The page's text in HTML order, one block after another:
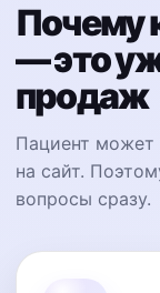
Почему
— это
продаж
Пациент может
на сайт.
вопросы сразу.